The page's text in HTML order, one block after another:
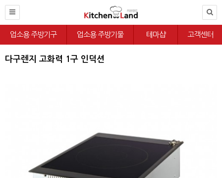
업소용 주방기구 업소용 주방기물 테마샵 고객센터
다구렌지 고화력 1구 인덕션